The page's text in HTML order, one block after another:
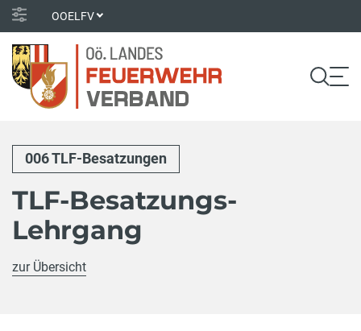
OOELFV
006 TLF-Besatzungen
TLF-Besatzungs-
Lehrgang
zur Übersicht